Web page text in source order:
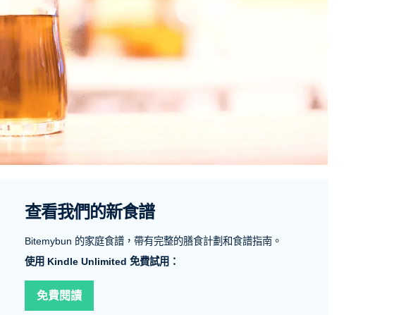
查看我們的新食譜
Bitemybun 的家庭食譜，帶有完整的膳食計劃和食譜指南。
使用 Kindle Unlimited 免費試用：
免費閱讀